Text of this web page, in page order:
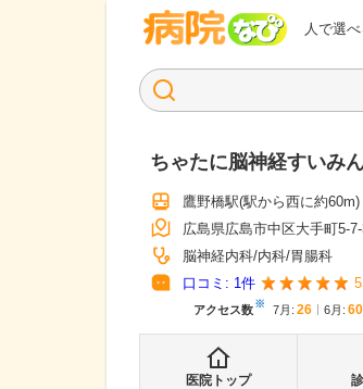
人で選
病院なび
ちゃたに脳神経すいみ
鷹野橋駅(駅から西に約60m)
広島県広島市中区大手町5-
脳神経内科 内科 胃腸科
口コミ: 1件
アクセス数※ 7月 : 26 6月 : 60
医院トップ